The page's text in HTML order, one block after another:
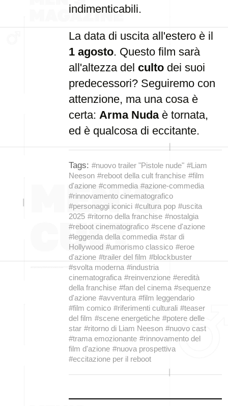
indimenticabili.
La data di uscita all'estero è il
1 agosto. Questo film sarà
all'altezza del culto dei suoi
predecessori? Seguiremo con
attenzione, ma una cosa è
certa: Arma Nudaè tornata,
ed è qualcosa di eccitante.
Tags: #nuovo trailer "Pistole nude" #Liam
Neeson #reboot della cult franchise #film
d'azione #commedia #azione-commedia
#rinnovamento cinematografico
#personaggi iconici #cultura pop #uscita
2025 #ritorno della franchise #nostalgia
#reboot cinematografico #scene d'azione
#leggenda della commedia #star di
Hollywood #umorismo classico #eroe
d'azione #trailer del film #blockbuster
#svolta moderna #industria
cinematografica #reinvenzione #eredità
della franchise #fan del cinema #sequenze
d'azione #avventura #film leggendario
#film comico #riferimenti culturali #teaser
del film #scene energetiche #potere delle
star #ritorno di Liam Neeson #nuovo cast
#trama emozionante #rinnovamento del
film d'azione #nuova prospettiva
#eccitazione per il reboot